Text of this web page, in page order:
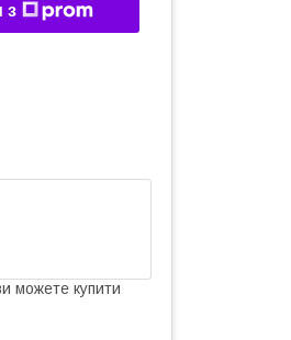
з
можете купити